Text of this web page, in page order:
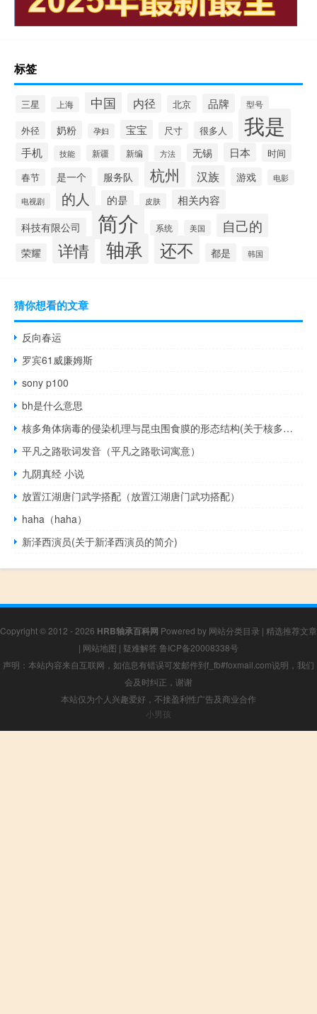
标签
三星 上海 中国 内径 北京 品牌 型号
外径 奶粉 孕妇 宝宝 尺寸 很多人 我是
手机 技能 新疆 新编 方法 无锡 日本 时间
春节 是一个 服务队 杭州 汉族 游戏 电影
电视剧 的人 的是 皮肤 相关内容
科技有限公司 简介 系统 美国 自己的
荣耀 详情 轴承 还不 都是 韩国
猜你想看的文章
反向春运
罗宾61威廉姆斯
sony p100
bh是什么意思
核多角体病毒的侵染机理与昆虫围食膜的形态结构(关于核多角体病毒的侵染机理与昆虫围食膜的形态结构的简介)
平凡之路歌词发音（平凡之路歌词寓意）
九阴真经 小说
放置江湖唐门武学搭配（放置江湖唐门武功搭配）
haha（haha）
新泽西演员(关于新泽西演员的简介)
Copyright © 2012 - 2026 HRB轴承百科网 Powered by 网站分类目录 | 精选推荐文章
| 网站地图 | 疑难解答 鲁ICP备20008338号
声明：本站内容来自互联网，如信息有错误可发邮件到f_fb#foxmail.com说明，我们
会及时纠正，谢谢
本站仅为个人兴趣爱好，不接盈利性广告及商业合作
小男孩